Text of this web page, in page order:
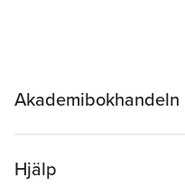
Akademibokhandeln
Hjälp